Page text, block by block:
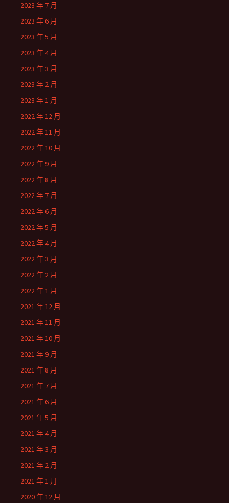
2023 年 7 月
2023 年 6 月
2023 年 5 月
2023 年 4 月
2023 年 3 月
2023 年 2 月
2023 年 1 月
2022 年 12 月
2022 年 11 月
2022 年 10 月
2022 年 9 月
2022 年 8 月
2022 年 7 月
2022 年 6 月
2022 年 5 月
2022 年 4 月
2022 年 3 月
2022 年 2 月
2022 年 1 月
2021 年 12 月
2021 年 11 月
2021 年 10 月
2021 年 9 月
2021 年 8 月
2021 年 7 月
2021 年 6 月
2021 年 5 月
2021 年 4 月
2021 年 3 月
2021 年 2 月
2021 年 1 月
2020 年 12 月